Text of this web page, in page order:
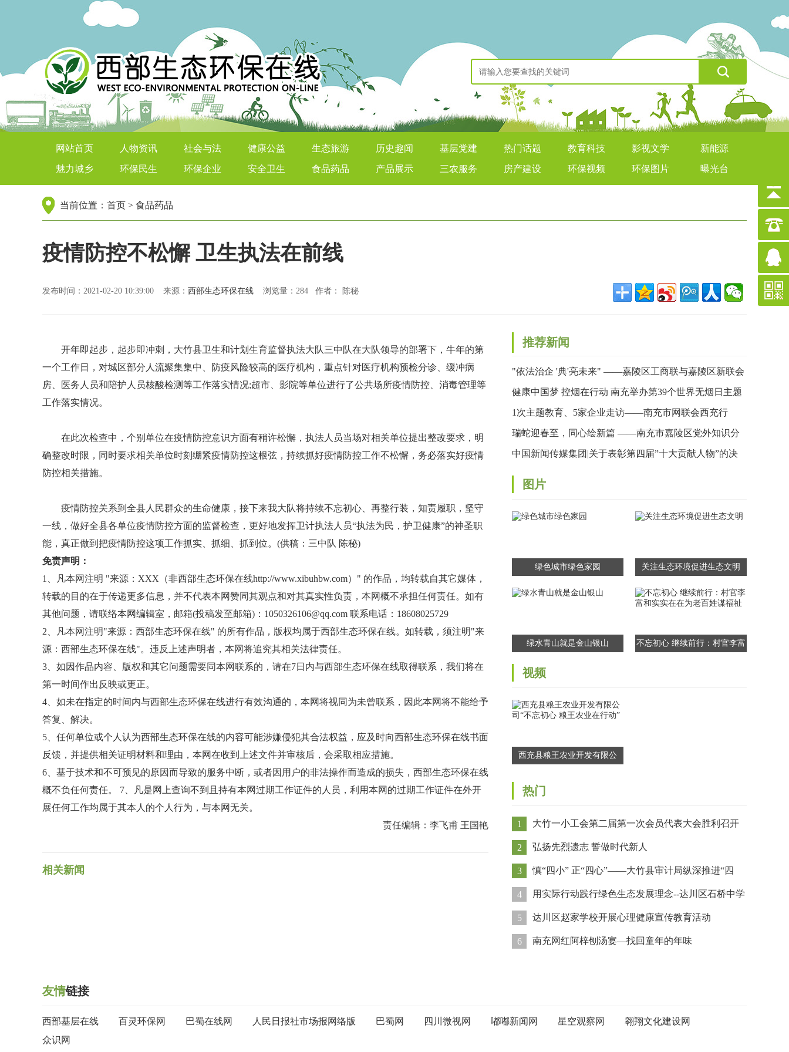
西部生态环保在线
网站首页 人物资讯 社会与法 健康公益 生态旅游 历史趣闻 基层党建 热门话题 教育科技 影视文学 新能源
魅力城乡 环保民生 环保企业 安全卫生 食品药品 产品展示 三农服务 房产建设 环保视频 环保图片 曝光台
当前位置： 首页 > 食品药品
疫情防控不松懈 卫生执法在前线
发布时间：2021-02-20 10:39:00 来源： 西部生态环保在线 浏览量： 284 作者： 陈秘
开年即起步，起步即冲刺，大竹县卫生和计划生育监督执法大队三中队在大队领导的部署下，牛年的第
一个工作日，对城区部分人流聚集集中、防疫风险较高的医疗机构，重点针对医疗机构预检分诊、缓冲病
房、医务人员和陪护人员核酸检测等工作落实情况;超市、影院等单位进行了公共场所疫情防控、消毒管理等
工作落实情况。
在此次检查中，个别单位在疫情防控意识方面有稍许松懈，执法人员当场对相关单位提出整改要求，明
确整改时限，同时要求相关单位时刻绷紧疫情防控这根弦，持续抓好疫情防控工作不松懈，务必落实好疫情
防控相关措施。
疫情防控关系到全县人民群众的生命健康，接下来我大队将持续不忘初心、再整行装，知责履职，坚守
一线，做好全县各单位疫情防控方面的监督检查，更好地发挥卫计执法人员“执法为民，护卫健康”的神圣职
能，真正做到把疫情防控这项工作抓实、抓细、抓到位。(供稿：三中队 陈秘)
免责声明：
1、凡本网注明 "来源：XXX（非西部生态环保在线http://www.xibuhbw.com）" 的作品，均转载自其它媒体，
转载的目的在于传递更多信息，并不代表本网赞同其观点和对其真实性负责，本网概不承担任何责任。如有
其他问题，请联络本网编辑室，邮箱(投稿发至邮箱)：1050326106@qq.com 联系电话：18608025729
2、凡本网注明"来源：西部生态环保在线" 的所有作品，版权均属于西部生态环保在线。如转载，须注明"来
源：西部生态环保在线"。违反上述声明者，本网将追究其相关法律责任。
3、如因作品内容、版权和其它问题需要同本网联系的，请在7日内与西部生态环保在线取得联系，我们将在
第一时间作出反映或更正。
4、如未在指定的时间内与西部生态环保在线进行有效沟通的，本网将视同为未曾联系，因此本网将不能给予
答复、解决。
5、任何单位或个人认为西部生态环保在线的内容可能涉嫌侵犯其合法权益，应及时向西部生态环保在线书面
反馈，并提供相关证明材料和理由，本网在收到上述文件并审核后，会采取相应措施。
6、基于技术和不可预见的原因而导致的服务中断，或者因用户的非法操作而造成的损失，西部生态环保在线
概不负任何责任。 7、凡是网上查询不到且持有本网过期工作证件的人员，利用本网的过期工作证件在外开
展任何工作均属于其本人的个人行为，与本网无关。
责任编辑：李飞甫 王国艳
相关新闻
推荐新闻
"依法治企 '典'亮未来" ——嘉陵区工商联与嘉陵区新联会
联合举办民法典专题讲座
健康中国梦 控烟在行动 南充举办第39个世界无烟日主题
宣传暨健步行活动
1次主题教育、5家企业走访——南充市网联会西充行
的“思想”与“视野”双收获
瑞蛇迎春至，同心绘新篇 ——南充市嘉陵区党外知识分
子联谊会成功举办2024年度工作总结暨蛇年新春联欢会
中国新闻传媒集团|关于表彰第四届”十大贡献人物”的决
定
图片
绿色城市绿色家园 关注生态环境促进生态文明
绿水青山就是金山银山
不忘初心 继续前行：村官李富
视频
西充县粮王农业开发有限公
热门
1 大竹一小工会第二届第一次会员代表大会胜利召开
2 弘扬先烈遗志 誓做时代新人
3 慎“四小” 正“四心”——大竹县审计局纵深推进“四
心”作风问题教育整顿
4 用实际行动践行绿色生态发展理念--达川区石桥中学
开展植树绿化活动
5 达川区赵家学校开展心理健康宣传教育活动
6 南充网红阿梓刨汤宴—找回童年的年味
友情链接
西部基层在线 百灵环保网 巴蜀在线网 人民日报社市场报网络版 巴蜀网 四川微视网 嘟嘟新闻网 星空观察网
翱翔文化建设网
众识网